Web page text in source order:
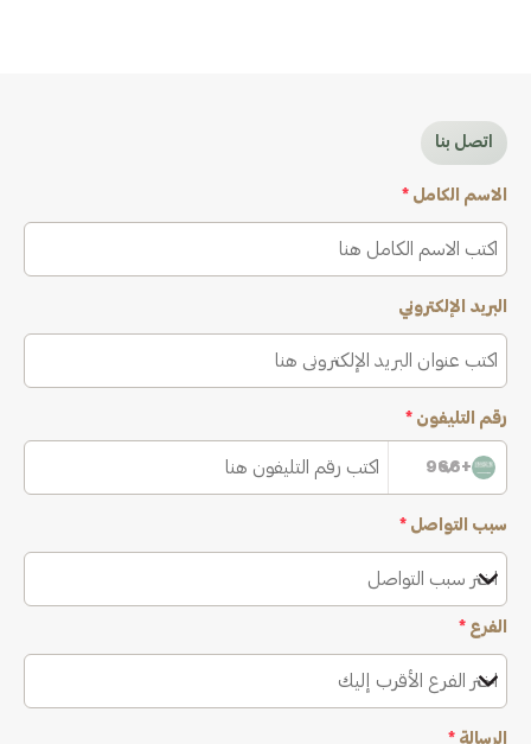
اتصل بنا
الاسم الكامل *
البريد الإلكتروني
رقم التليفون *
+966
سبب التواصل *
اختر سبب التواصل
الفرع *
اختر الفرع الأقرب إليك
الرسالة *